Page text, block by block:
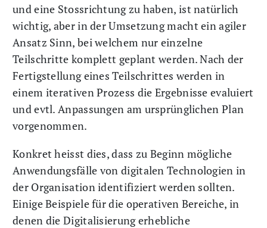
und eine Stossrichtung zu haben, ist natürlich
wichtig, aber in der Umsetzung macht ein agiler
Ansatz Sinn, bei welchem nur einzelne
Teilschritte komplett geplant werden. Nach der
Fertigstellung eines Teilschrittes werden in
einem iterativen Prozess die Ergebnisse evaluiert
und evtl. Anpassungen am ursprünglichen Plan
vorgenommen.
Konkret heisst dies, dass zu Beginn mögliche
Anwendungsfälle von digitalen Technologien in
der Organisation identifiziert werden sollten.
Einige Beispiele für die operativen Bereiche, in
denen die Digitalisierung erhebliche